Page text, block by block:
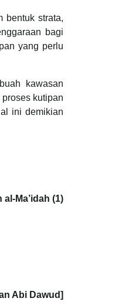
bentuk strata,
bagi
yang perlu
kawasan
kutipan
ini demikian
al-Ma’idah (1)
Abi Dawud]